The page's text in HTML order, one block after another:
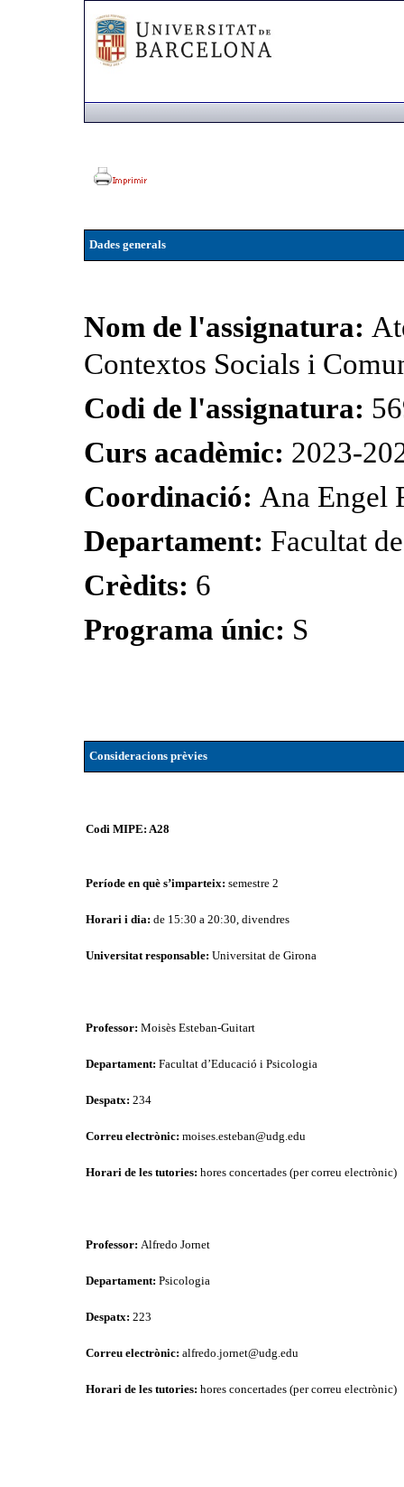
Dades generals
Nom de l'assignatura:
Contextos Socials i
Codi de l'assignatura:
Curs acadèmic: 2023-
Coordinació: Ana Engel
Departament: Facultat
Crèdits: 6
Programa únic: S
Consideracions prèvies
Codi MIPE: A28
Període en què s’imparteix:semestre 2
Horari i dia:de 15:30 a 20:30, divendres
Universitat responsable:Universitat de Girona
Professor:Moisès Esteban-Guitart
Departament:Facultat d’Educació i Psicologia
Despatx:234
Correu electrònic:moises.esteban@udg.edu
Horari de les tutories:hores concertades (per correu electrònic)
Professor:Alfredo Jornet
Departament:Psicologia
Despatx:223
Correu electrònic: alfredo.jornet@udg.edu
Horari de les tutories:hores concertades (per correu electrònic)